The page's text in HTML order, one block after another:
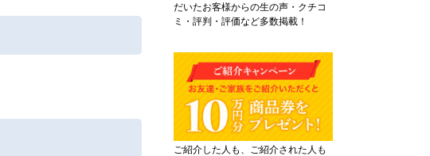
だいたお客様からの生の声・クチコ
ミ・評判・評価など多数掲載！
ご紹介した人も、ご紹介された人も